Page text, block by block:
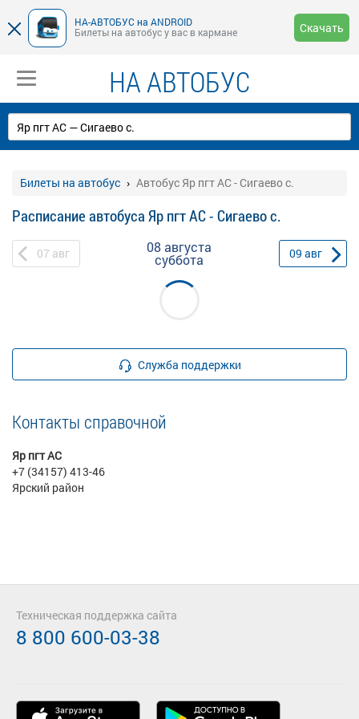
НА-АВТОБУС на ANDROID
Билеты на автобус у вас в кармане
Скачать
НА АВТОБУС
Билеты на автобус Автобус Яр пгт АС - Сигаево с.
Расписание автобуса Яр пгт АС - Сигаево с.
07 авг 08 августа
суббота 09 авг
Служба поддержки
Контакты справочной
Яр пгт АС
+7 (34157) 413-46
Ярский район
Техническая поддержка сайта
8 800 600-03-38